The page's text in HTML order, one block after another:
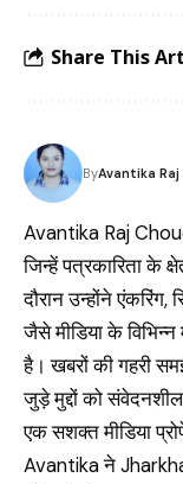
Share This
ByAvantika
Avantika Raj
जिन्हें पत्रकारिता के
दौरान उन्होंने एंकरिंग,
जैसे मीडिया के
है। खबरों की गहरी
जुड़े मुद्दों को
एक सशक्त मीडिया
Avantika ने